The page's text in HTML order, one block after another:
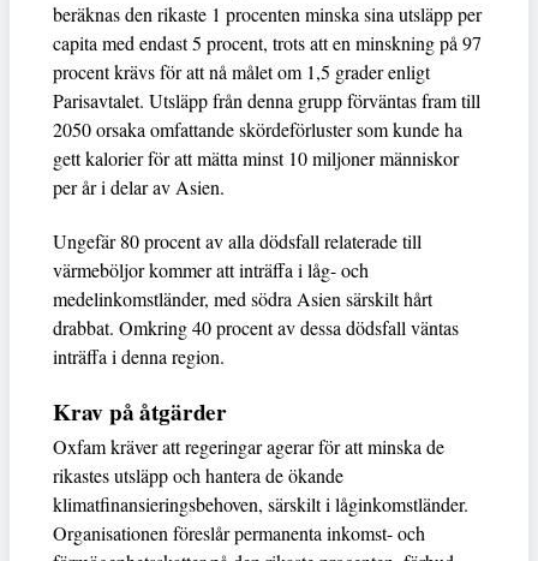
beräknas den rikaste 1 procenten minska sina utsläpp per
capita med endast 5 procent, trots att en minskning på 97
procent krävs för att nå målet om 1,5 grader enligt
Parisavtalet. Utsläpp från denna grupp förväntas fram till
2050 orsaka omfattande skördeförluster som kunde ha
gett kalorier för att mätta minst 10 miljoner människor
per år i delar av Asien.
Ungefär 80 procent av alla dödsfall relaterade till
värmeböljor kommer att inträffa i låg- och
medelinkomstländer, med södra Asien särskilt hårt
drabbat. Omkring 40 procent av dessa dödsfall väntas
inträffa i denna region.
Krav på åtgärder
Oxfam kräver att regeringar agerar för att minska de
rikastes utsläpp och hantera de ökande
klimatfinansieringsbehoven, särskilt i låginkomstländer.
Organisationen föreslår permanenta inkomst- och